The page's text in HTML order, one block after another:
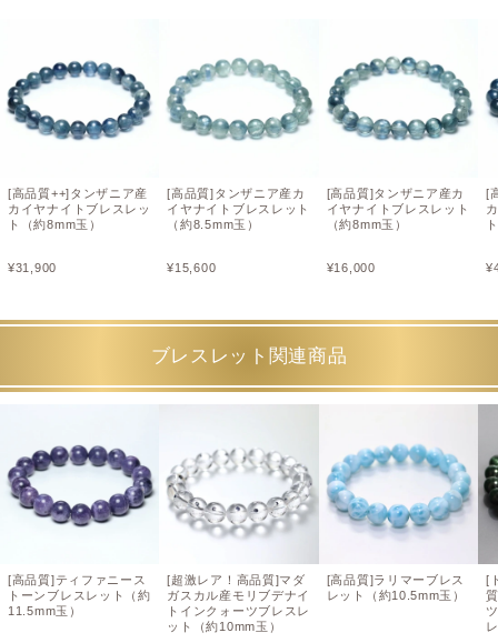
[高品質++]タンザニア産
カイヤナイトブレスレッ
ト（約8mm玉）
¥31,900
[高品質]タンザニア産カ
イヤナイトブレスレット
（約8.5mm玉）
¥15,600
[高品質]タンザニア産カ
イヤナイトブレスレット
（約8mm玉）
¥16,000
[
¥
ブレスレット関連商品
[高品質]ティファニース
トーンブレスレット（約
11.5mm玉）
[超激レア！高品質]マダ
ガスカル産モリブデナイ
トインクォーツブレスレ
ット（約10mm玉）
[高品質]ラリマーブレス
レット（約10.5mm玉）
[